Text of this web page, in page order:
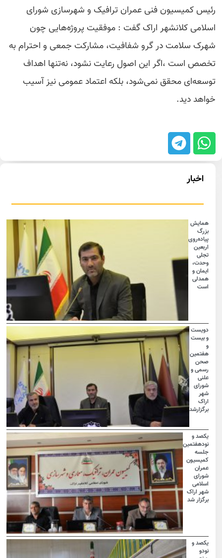
رئیس کمیسیون فنی عمران ترافیک و شهرسازی شورای
اسلامی کلانشهر اراک گفت : موفقیت پروژه‌هایی چون
شهرک سلامت در گرو شفافیت، مشارکت جمعی و احترام به
تخصص است ،اگر این اصول رعایت نشود، نه‌تنها اهداف
توسعه‌ای محقق نمی‌شود، بلکه اعتماد عمومی نیز آسیب
خواهد دید.
اخبار
همایش
بزرگ
پیاده‌روی
اربعین
تجلی
وحدت،
ایمان و
همدلی
است
دویست
و بیست
هفتمین
صحن
رسمی و
علنی
شورای
شهر
اراک
برگزارشد
یکصد و
نودهفتمین
جلسه
کمیسیون
عمران
شورای
اسلامی
شهر اراک
برگزار شد
یکصد و
نودو